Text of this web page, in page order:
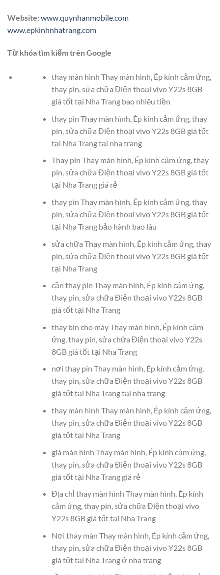
Website:www.quynhanmobile.com
www.epkinhnhatrang.com
Từ khóa tìm kiếm trên Google
thay màn hình Thay màn hình, Ép kính cảm ứng,
thay pin, sửa chữa Điện thoại vivo Y22s 8GB
giá tốt tại Nha Trang bao nhiêu tiền
thay pin Thay màn hình, Ép kính cảm ứng, thay
pin, sửa chữa Điện thoại vivo Y22s 8GB giá tốt
tại Nha Trang tại nha trang
Thay pin Thay màn hình, Ép kính cảm ứng, thay
pin, sửa chữa Điện thoại vivo Y22s 8GB giá tốt
tại Nha Trang giá rẻ
thay pin Thay màn hình, Ép kính cảm ứng, thay
pin, sửa chữa Điện thoại vivo Y22s 8GB giá tốt
tại Nha Trang bảo hành bao lâu
sửa chữa Thay màn hình, Ép kính cảm ứng, thay
pin, sửa chữa Điện thoại vivo Y22s 8GB giá tốt
tại Nha Trang
cần thay pin Thay màn hình, Ép kính cảm ứng,
thay pin, sửa chữa Điện thoại vivo Y22s 8GB
giá tốt tại Nha Trang
thay bin cho máy Thay màn hình, Ép kính cảm
ứng, thay pin, sửa chữa Điện thoại vivo Y22s
8GB giá tốt tại Nha Trang
nơi thay pin Thay màn hình, Ép kính cảm ứng,
thay pin, sửa chữa Điện thoại vivo Y22s 8GB
giá tốt tại Nha Trang tại nha trang
thay màn hình Thay màn hình, Ép kính cảm ứng,
thay pin, sửa chữa Điện thoại vivo Y22s 8GB
giá tốt tại Nha Trang
giá màn hình Thay màn hình, Ép kính cảm ứng,
thay pin, sửa chữa Điện thoại vivo Y22s 8GB
giá tốt tại Nha Trang giá rẻ
Địa chỉ thay màn hình Thay màn hình, Ép kính
cảm ứng, thay pin, sửa chữa Điện thoại vivo
Y22s 8GB giá tốt tại Nha Trang
Nơi thay màn Thay màn hình, Ép kính cảm ứng,
thay pin, sửa chữa Điện thoại vivo Y22s 8GB
giá tốt tại Nha Trang ở nha trang